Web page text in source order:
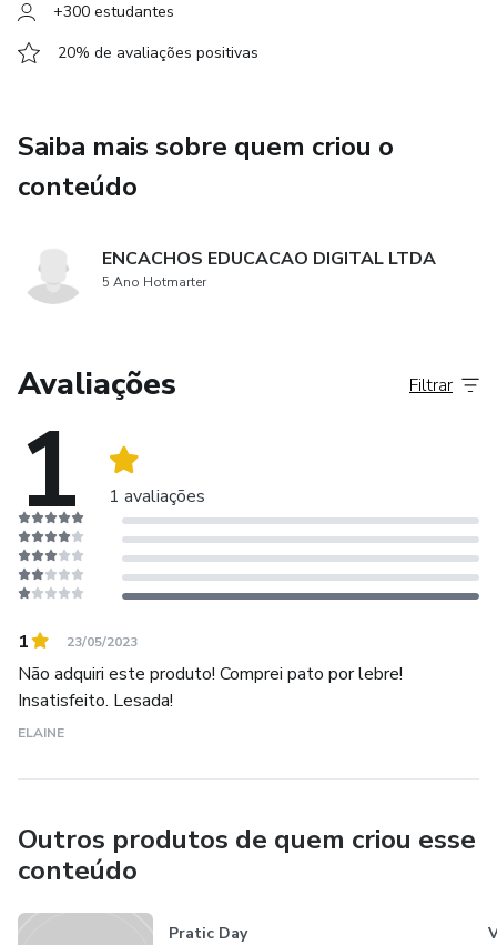
+300 estudantes
20% de avaliações positivas
Saiba mais sobre quem criou o
conteúdo
ENCACHOS EDUCACAO DIGITAL LTDA
5 Ano Hotmarter
Avaliações
1 1 avaliações
Filtrar
1 23/05/2023
Não adquiri este produto! Comprei pato por lebre!
Insatisfeito. Lesada!
ELAINE
Outros produtos de quem criou esse
conteúdo
Pratic Day